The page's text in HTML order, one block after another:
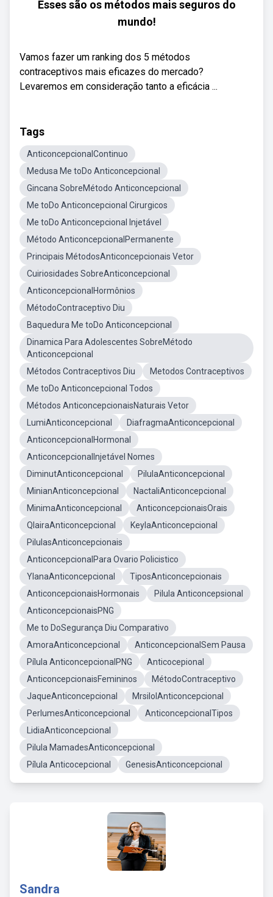
Esses são os métodos mais seguros do
mundo!
Vamos fazer um ranking dos 5 métodos
contraceptivos mais eficazes do mercado?
Levaremos em consideração tanto a eficácia ...
Tags
AnticoncepcionalContinuo
Medusa Me toDo Anticoncepcional
Gincana SobreMétodo Anticoncepcional
Me toDo Anticoncepcional Cirurgicos
Me toDo Anticoncepcional Injetável
Método AnticoncepcionalPermanente
Principais MétodosAnticoncepcionais Vetor
Cuiriosidades SobreAnticoncepcional
AnticoncepcionalHormônios
MétodoContraceptivo Diu
Baquedura Me toDo Anticoncepcional
Dinamica Para Adolescentes SobreMétodo
Anticoncepcional
Métodos Contraceptivos Diu
Metodos Contraceptivos
Me toDo Anticoncepcional Todos
Métodos AnticoncepcionaisNaturais Vetor
LumiAnticoncepcional
DiafragmaAnticoncepcional
AnticoncepcionalHormonal
AnticoncepcionalInjetável Nomes
DiminutAnticoncepcional
PilulaAnticoncepcional
MinianAnticoncepcional
NactaliAnticoncepcional
MinimaAnticoncepcional
AnticoncepcionaisOrais
QlairaAnticoncepcional
KeylaAnticoncepcional
PilulasAnticoncepcionais
AnticoncepcionalPara Ovario Policistico
YlanaAnticoncepcional
TiposAnticoncepcionais
AnticoncepcionaisHormonais
Pilula Anticoncepsional
AnticoncepcionaisPNG
Me to DoSegurança Diu Comparativo
AmoraAnticoncepcional
AnticoncepcionalSem Pausa
Pílula AnticoncepcionalPNG
Anticocepional
AnticoncepcionaisFemininos
MétodoContraceptivo
JaqueAnticoncepcional
MrsilolAnticoncepcional
PerlumesAnticoncepcional
AnticoncepcionalTipos
LidiaAnticoncepcional
Pilula MamadesAnticoncepcional
Pílula Anticocepcional
GenesisAnticoncepcional
Sandra